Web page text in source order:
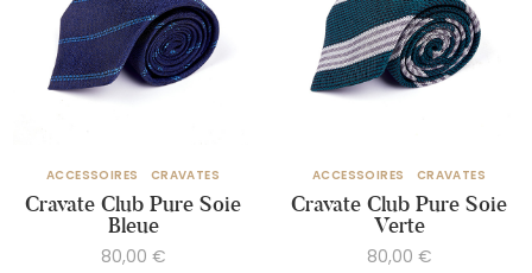
ACCESSOIRES CRAVATES
Cravate Club Pure Soie
Bleue
80,00 €
ACCESSOIRES CRAVATES
Cravate Club Pure Soie
Verte
80,00 €